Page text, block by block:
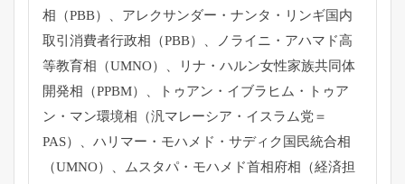
相（PBB）、アレクサンダー・ナンタ・ リンギ国内
取引消費者行政相（PBB）、ノライニ・ アハマド高
等教育相（UMNO）、リナ・ ハルン女性家族共同体
開発相（PPBM）、トゥアン・ イブラヒム・トゥア
ン・マン環境相（汎マレーシア・イスラム党＝
PAS）、ハリマー・モハメド・サディク国民統合相
（UMNO）
、ムスタパ・モハメド首相府相（経済担